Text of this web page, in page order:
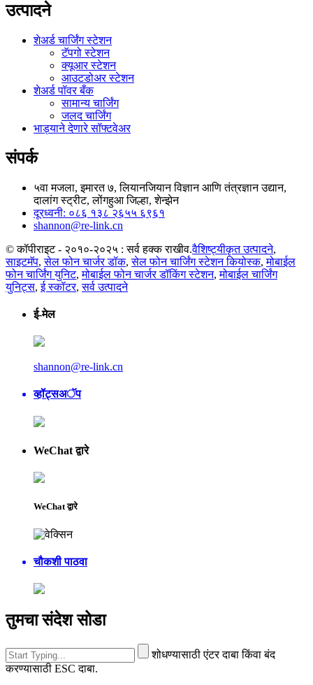
उत्पादने
शेअर्ड चार्जिंग स्टेशन
टॅपगो स्टेशन
क्यूआर स्टेशन
आउटडोअर स्टेशन
शेअर्ड पॉवर बँक
सामान्य चार्जिंग
जलद चार्जिंग
भाड्याने देणारे सॉफ्टवेअर
संपर्क
५वा मजला, इमारत ७, लियानजियान विज्ञान आणि तंत्रज्ञान उद्यान,
दालांग स्ट्रीट, लोंगहुआ जिल्हा, शेन्झेन
दूरध्वनी: ०८६ १३८ २६५५ ६९६१
shannon@re-link.cn
© कॉपीराइट - २०१०-२०२५ : सर्व हक्क राखीव.वैशिष्ट्यीकृत उत्पादने,
साइटमॅप,सेल फोन चार्जर डॉक,सेल फोन चार्जिंग स्टेशन कियोस्क,मोबाईल
फोन चार्जिंग युनिट,मोबाईल फोन चार्जर डॉकिंग स्टेशन,मोबाईल चार्जिंग
युनिट्स,ई स्कॉटर,सर्व उत्पादने
ई-मेल
shannon@re-link.cn
व्हॉट्सअॅप
WeChat द्वारे
WeChat द्वारे
चौकशी पाठवा
तुमचा संदेश सोडा
शोधण्यासाठी एंटर दाबा किंवा बंद
करण्यासाठी ESC दाबा.